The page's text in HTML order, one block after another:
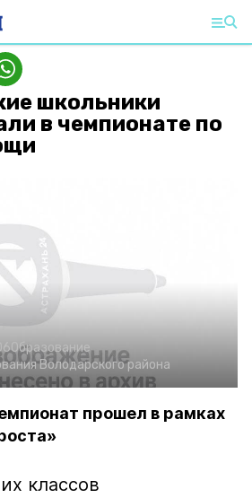
школьники
в чемпионате по
Образование
Володарского района
прошел в рамках
классов